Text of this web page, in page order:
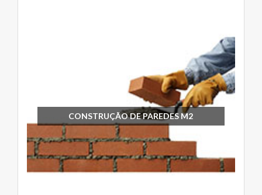
CONSTRUÇÃO DE PAREDES M2